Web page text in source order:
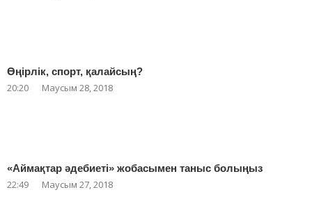
Өңірлік, спорт, қалайсың?
20:20 Маусым 28, 2018
«Аймақтар әдебиеті» жобасымен таныс болыңыз
22:49 Маусым 27, 2018